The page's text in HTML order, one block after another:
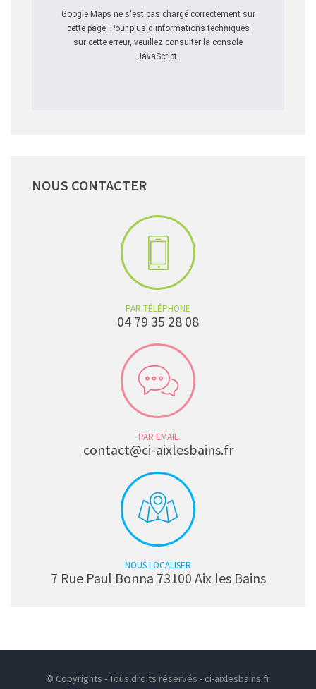
Google Maps ne s'est pas chargé correctement sur
cette page. Pour plus d'informations techniques
sur cette erreur, veuillez consulter la console
JavaScript.
NOUS CONTACTER
PAR TÉLÉPHONE
04 79 35 28 08
PAR EMAIL
contact@ci-aixlesbains.fr
NOUS LOCALISER
7 Rue Paul Bonna 73100 Aix les Bains
© Copyrights - Tous droits réservés - ci-aixlesbains.fr